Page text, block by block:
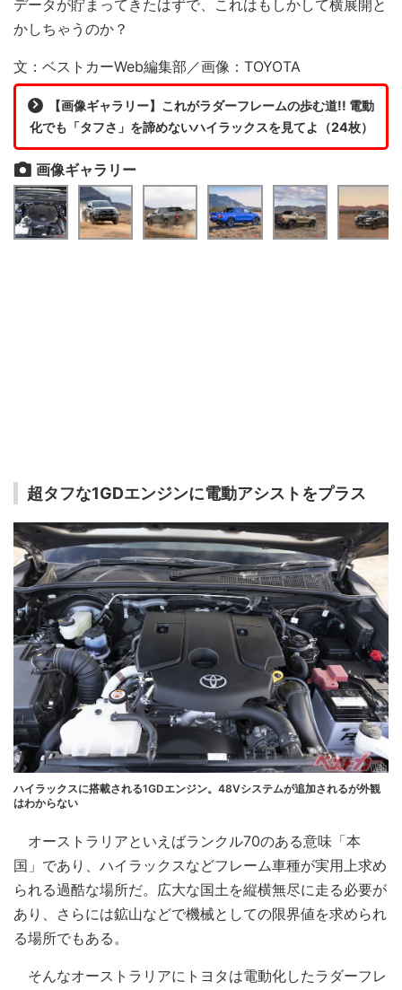
データが貯まってきたはずで、これはもしかして横展開と
かしちゃうのか？
文：ベストカーWeb編集部／画像：TOYOTA
【画像ギャラリー】これがラダーフレームの歩む道!! 電動
化でも「タフさ」を諦めないハイラックスを見てよ（24枚）
画像ギャラリー
超タフな1GDエンジンに電動アシストをプラス
ハイラックスに搭載される1GDエンジン。48Vシステムが追加されるが外観
はわからない
オーストラリアといえばランクル70のある意味「本
国」であり、ハイラックスなどフレーム車種が実用上求め
られる過酷な場所だ。広大な国土を縦横無尽に走る必要が
あり、さらには鉱山などで機械としての限界値を求められ
る場所でもある。
そんなオーストラリアにトヨタは電動化したラダーフレ